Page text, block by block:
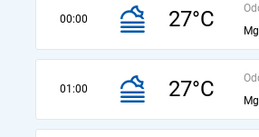
00:00 27°C
01:00 27°C